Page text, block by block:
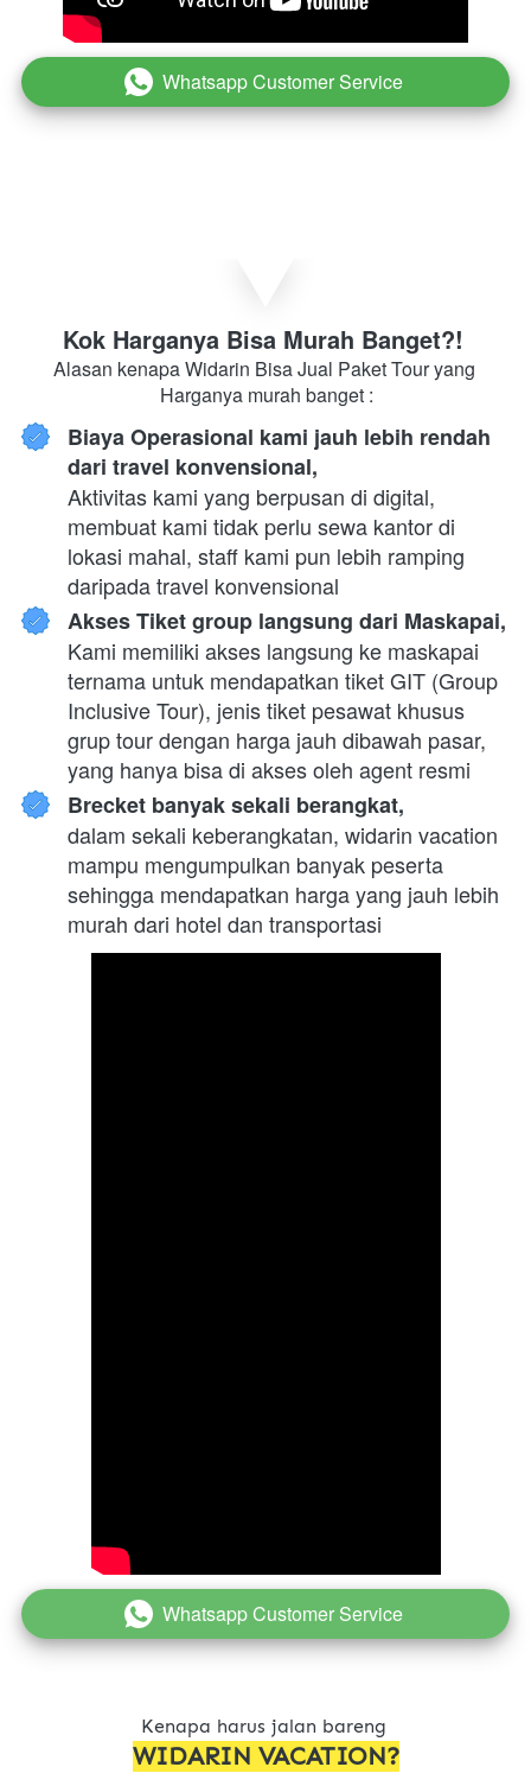
` Whatsapp Customer Service
Kok Harganya Bisa Murah Banget?!
Alasan kenapa Widarin Bisa Jual Paket Tour yang
Harganya murah banget :
Biaya Operasional kami jauh lebih rendah
dari travel konvensional,
Aktivitas kami yang berpusan di digital,
membuat kami tidak perlu sewa kantor di
lokasi mahal, staff kami pun lebih ramping
daripada travel konvensional
Akses Tiket group langsung dari Maskapai,
Kami memiliki akses langsung ke maskapai
ternama untuk mendapatkan tiket GIT (Group
Inclusive Tour), jenis tiket pesawat khusus
grup tour dengan harga jauh dibawah pasar,
yang hanya bisa di akses oleh agent resmi
Brecket banyak sekali berangkat,
dalam sekali keberangkatan, widarin vacation
mampu mengumpulkan banyak peserta
sehingga mendapatkan harga yang jauh lebih
murah dari hotel dan transportasi
` Whatsapp Customer Service
Kenapa harus jalan bareng
WIDARIN VACATION?